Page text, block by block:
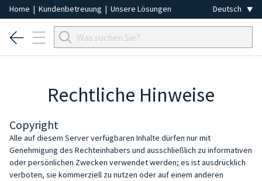
Home | Kundenbetreuung | Unsere Lösungen
Rechtliche Hinweise
Copyright
Alle auf diesem Server verfügbaren Inhalte dürfen nur mit
Genehmigung des Rechteinhabers und ausschließlich zu informativen
oder persönlichen Zwecken verwendet werden; es ist ausdrücklich
verboten, sie kommerziell zu nutzen oder auf einem anderen